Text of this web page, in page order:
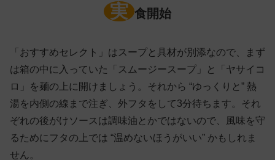
実 食開始
「おすすめセレクト」はスープと具材が別添なので、まず
は箱の中に入っていた「スムージースープ」と「ヤサイコ
ロ」を麺の上に開けましょう。それから “ゆっくりと” 熱
湯を内側の線まで注ぎ、外フタをして3分待ちます。それ
ぞれの後がけソースは調味油とかではないので、風味を守
るためにフタの上では “温めないほうがいい” かもしれま
せん。